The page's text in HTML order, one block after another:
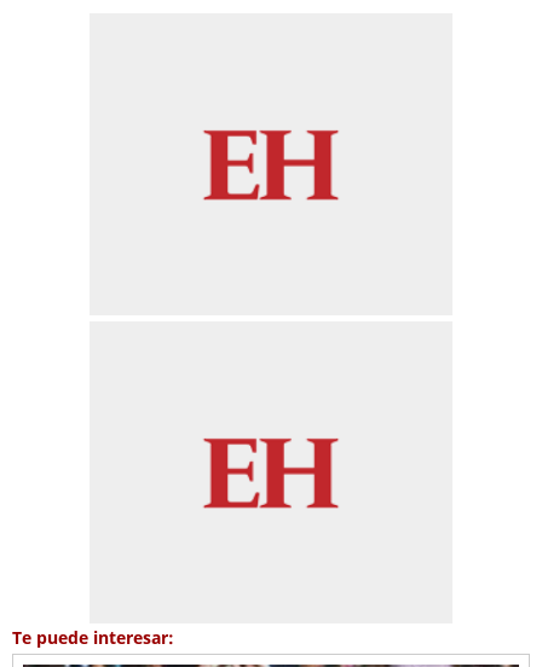
Te puede interesar: